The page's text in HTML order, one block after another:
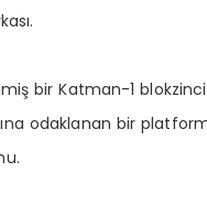
bir Katman-1
odaklanan bir